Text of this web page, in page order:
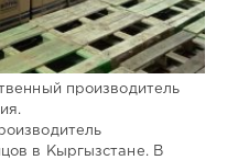
производитель
в Кыргызстане. В